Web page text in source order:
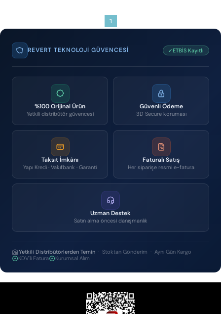
1
REVERT TEKNOLOJI GÜVENCESI ✓ETBİS Kayıtlı
%100 Orijinal Ürün
Yetkili distribütör güvencesi
Güvenli Ödeme
3D Secure koruması
Taksit İmkânı
Yapı Kredi · Vakıfbank · Garanti
Faturalı Satış
Her siparişe resmi e-fatura
Uzman Destek
Satın alma öncesi danışmanlık
Yetkili Distribütörlerden Temin · Stoktan Gönderim · Aynı Gün Kargo
KDV'li Fatura
Kurumsal Alım